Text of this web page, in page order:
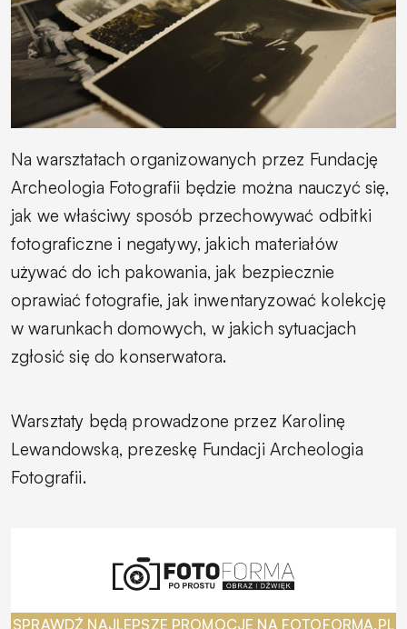
Na warsztatach organizowanych przez Fundację
Archeologia Fotografii będzie można nauczyć się,
jak we właściwy sposób przechowywać odbitki
fotograficzne i negatywy, jakich materiałów
używać do ich pakowania, jak bezpiecznie
oprawiać fotografie, jak inwentaryzować kolekcję
w warunkach domowych, w jakich sytuacjach
zgłosić się do konserwatora.
Warsztaty będą prowadzone przez Karolinę
Lewandowską, prezeskę Fundacji Archeologia
Fotografii.
SPRAWDŹ NAJLEPSZE PROMOCJE NA FOTOFORMA.PL